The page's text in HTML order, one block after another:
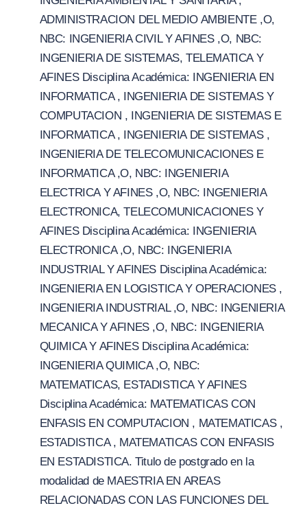
ADMINISTRACION DEL MEDIO AMBIENTE ,O,
NBC: INGENIERIA CIVIL Y AFINES ,O, NBC:
INGENIERIA DE SISTEMAS, TELEMATICA Y
AFINES Disciplina Académica: INGENIERIA EN
INFORMATICA , INGENIERIA DE SISTEMAS Y
COMPUTACION , INGENIERIA DE SISTEMAS E
INFORMATICA , INGENIERIA DE SISTEMAS ,
INGENIERIA DE TELECOMUNICACIONES E
INFORMATICA ,O, NBC: INGENIERIA
ELECTRICA Y AFINES ,O, NBC: INGENIERIA
ELECTRONICA, TELECOMUNICACIONES Y
AFINES Disciplina Académica: INGENIERIA
ELECTRONICA ,O, NBC: INGENIERIA
INDUSTRIAL Y AFINES Disciplina Académica:
INGENIERIA EN LOGISTICA Y OPERACIONES ,
INGENIERIA INDUSTRIAL ,O, NBC: INGENIERIA
MECANICA Y AFINES ,O, NBC: INGENIERIA
QUIMICA Y AFINES Disciplina Académica:
INGENIERIA QUIMICA ,O, NBC:
MATEMATICAS, ESTADISTICA Y AFINES
Disciplina Académica: MATEMATICAS CON
ENFASIS EN COMPUTACION , MATEMATICAS ,
ESTADISTICA , MATEMATICAS CON ENFASIS
EN ESTADISTICA. Titulo de postgrado en la
modalidad de MAESTRIA EN AREAS
RELACIONADAS CON LAS FUNCIONES DEL